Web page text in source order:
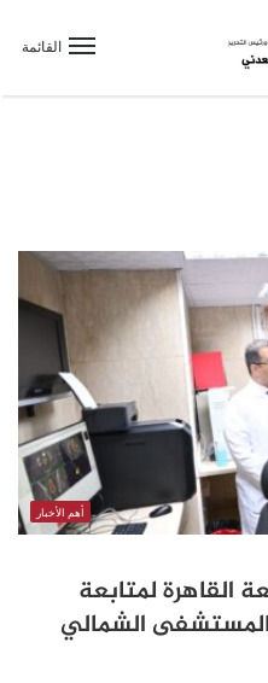
القائمة
أهم الأخبار
القاهرة لمتابعة
الشمالي